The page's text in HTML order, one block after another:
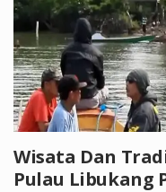
Wisata Dan
Pulau Libukang